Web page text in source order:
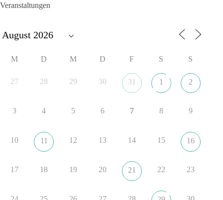
aus der NATO. Ein Gipfel, der mehr nach Rüstungsdeal als
nach Friedenspolitik klingt, wird niemals Sicherheit schaffen,
#NATO
Veranstaltungen
M D M D F S S
27 28 29 30 31 1 2
3 4 5 6 7 8 9
10 11 12 13 14 15 16
17 18 19 20 21 22 23